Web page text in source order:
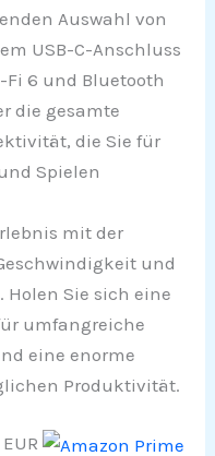
Auswahl von
USB-C-Anschluss
Fi 6 und Bluetooth
die gesamte
die Sie für
Spielen
mit der
und
Holen Sie sich eine
umfangreiche
eine enorme
Produktivität.